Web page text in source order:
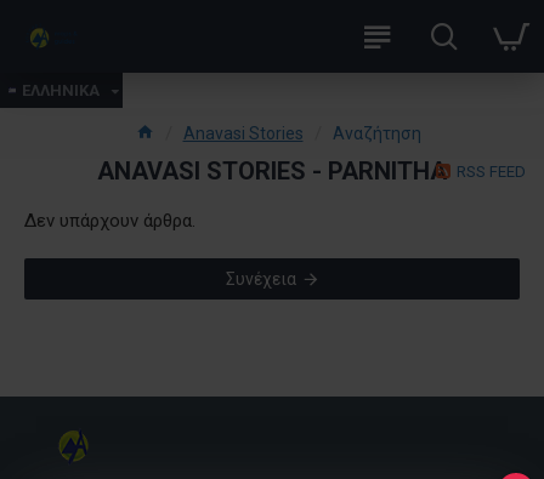
ΕΛΛΗΝΙΚΑ
Anavasi Stories Αναζήτηση
ANAVASI STORIES - PARNITHA RSS FEED
Δεν υπάρχουν άρθρα.
Συνέχεια